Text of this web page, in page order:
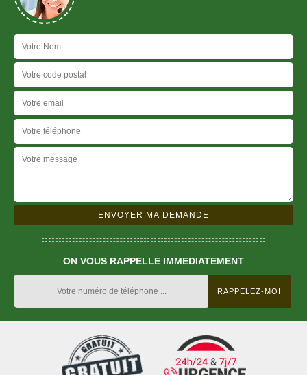
ON VOUS RAPPELLE IMMEDIATEMENT